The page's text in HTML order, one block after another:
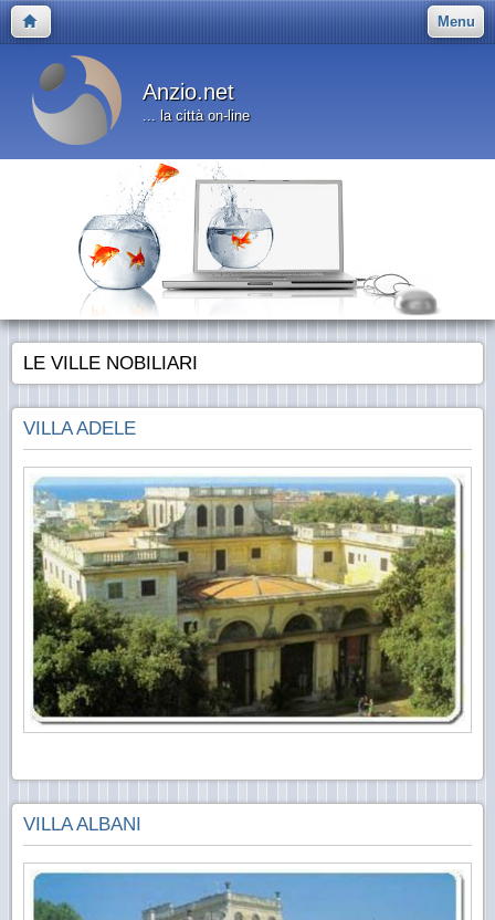
Menu
Anzio.net
... la città on-line
LE VILLE NOBILIARI
VILLA ADELE
VILLA ALBANI